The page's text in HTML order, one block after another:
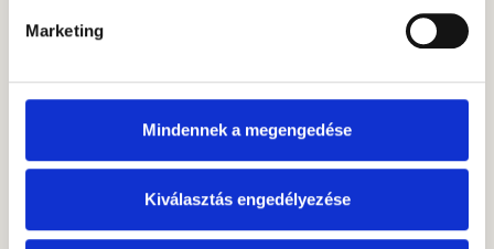
Marketing
Mindennek a megengedése
Kiválasztás engedélyezése
brókercégnél, banki
alapkezelőnél is
dolgozott. Éveken
később részvény- és
devizaügyletekkel,